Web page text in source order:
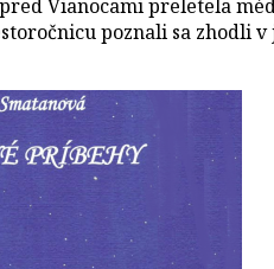
Vianocami preletela
poznali sa zhodli v